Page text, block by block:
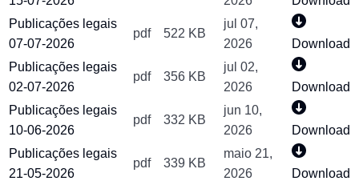
Publicações legais
07-07-2026
pdf 522 KB
jul 07,
2026
Download
Publicações legais
02-07-2026
pdf 356 KB
jul 02,
2026
Download
Publicações legais
10-06-2026
pdf 332 KB
jun 10,
2026
Download
Publicações legais
21-05-2026
pdf 339 KB
maio 21,
2026
Download